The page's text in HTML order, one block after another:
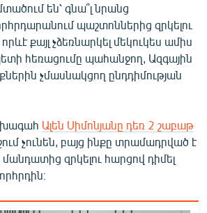
են՝ գնա՞լ նրանց
պաշտոններից զրկելու
քայլ չձեռնարկել մեկուկես ամիս
հեռացումը պահանջող, Ազգային
չմասնակցող ընդդիմության
Ալեն Սիմոնյանը դեռ 2 շաբաթ
չունեն, բայց ինքը տրամադրված է
զրկելու հարցով դիմել